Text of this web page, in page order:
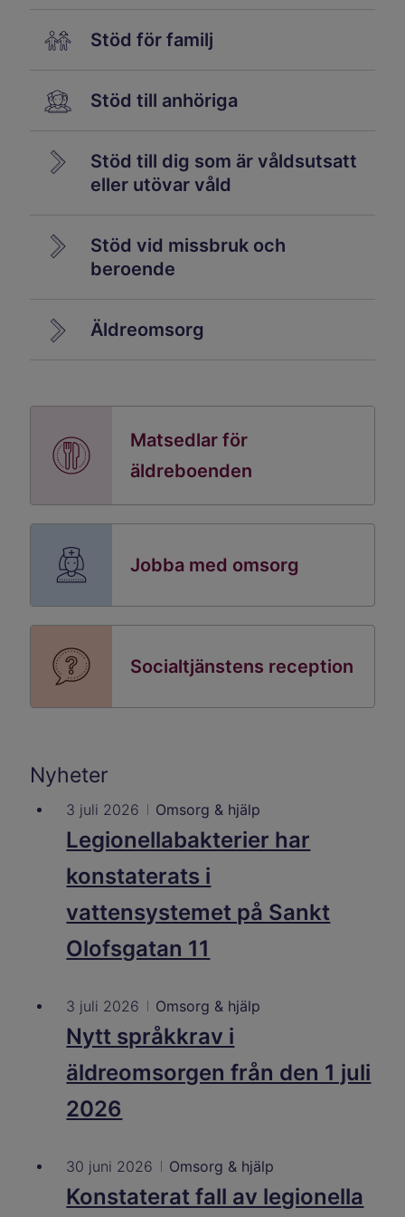
Stöd för familj
Stöd till anhöriga
Stöd till dig som är våldsutsatt
eller utövar våld
Stöd vid missbruk och
beroende
Äldreomsorg
Matsedlar för
äldreboenden
Jobba med omsorg
Socialtjänstens reception
Nyheter
3 juli 2026 Omsorg & hjälp
Legionellabakterier har
konstaterats i
vattensystemet på Sankt
Olofsgatan 11
3 juli 2026 Omsorg & hjälp
Nytt språkkrav i
äldreomsorgen från den 1 juli
2026
30 juni 2026 Omsorg & hjälp
Konstaterat fall av legionella